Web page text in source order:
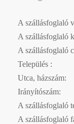
A szállásfoglaló
A szállásfoglaló
A szállásfoglaló
Település :
Utca, házszám:
Irányítószám:
A szállásfoglaló
A szállásfoglaló